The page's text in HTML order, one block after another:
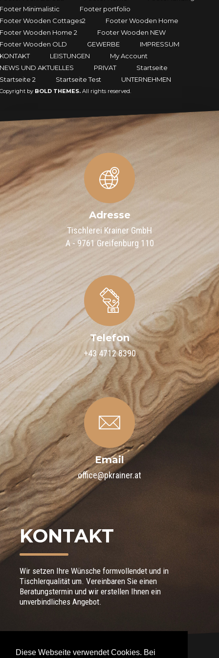
Diese Webseite verwendet Cookies. Bei
Minimalistic
Footer portfolio
Wooden Cottages2
Footer Wooden Home
Wooden Home 2
Footer Wooden NEW
Wooden OLD
GEWERBE
IMPRESSUM
LEISTUNGEN
My Account
UND AKTUELLES
PRIVAT
Startseite
2
Startseite Test UNTERNEHMEN
by BOLD THEMES.All rights reserved.
Adresse
Tischlerei Krainer GmbH
A - 9761 Greifenburg 110
Telefon
+43 4712 8390
Email
office@pkrainer.at
KONTAKT
Wir setzen Ihre Wünsche formvollendet und in
Tischlerqualität um. Vereinbaren Sie einen
Beratungstermin und wir erstellen Ihnen ein
unverbindliches Angebot.